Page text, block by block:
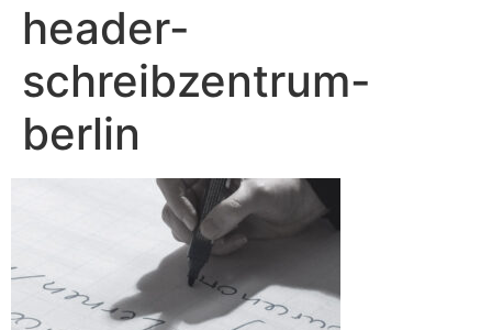
header-
schreibzentrum-
berlin